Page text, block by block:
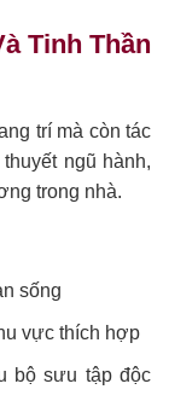
Tinh Thần
trí mà còn tác
ngũ hành,
trong nhà.
sống
vực thích hợp
bộ sưu tập độc